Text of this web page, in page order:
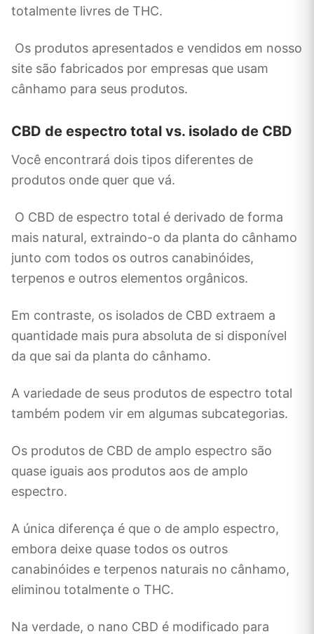
totalmente livres de THC.
Os produtos apresentados e vendidos em nosso
site são fabricados por empresas que usam
cânhamo para seus produtos.
CBD de espectro total vs. isolado de CBD
Você encontrará dois tipos diferentes de
produtos onde quer que vá.
O CBD de espectro total é derivado de forma
mais natural, extraindo-o da planta do cânhamo
junto com todos os outros canabinóides,
terpenos e outros elementos orgânicos.
Em contraste, os isolados de CBD extraem a
quantidade mais pura absoluta de si disponível
da que sai da planta do cânhamo.
A variedade de seus produtos de espectro total
também podem vir em algumas subcategorias.
Os produtos de CBD de amplo espectro são
quase iguais aos produtos aos de amplo
espectro.
A única diferença é que o de amplo espectro,
embora deixe quase todos os outros
canabinóides e terpenos naturais no cânhamo,
eliminou totalmente o THC.
Na verdade, o nano CBD é modificado para